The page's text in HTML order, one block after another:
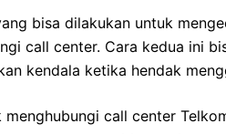
bisa dilakukan untuk
call center. Cara kedua ini
kendala ketika hendak
menghubungi call center